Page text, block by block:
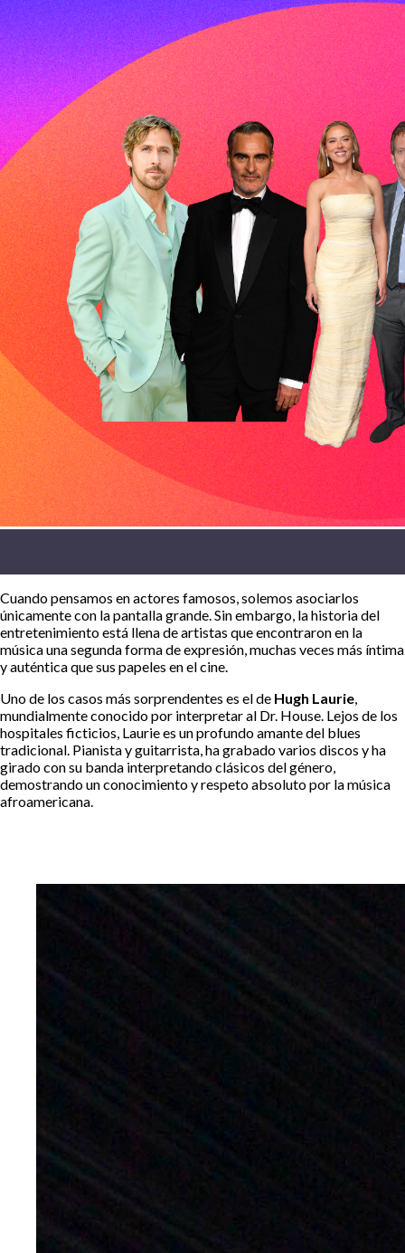
Cuando pensamos en actores famosos, solemos asociarlos
únicamente con la pantalla grande. Sin embargo, la historia del
entretenimiento está llena de artistas que encontraron en la
música una segunda forma de expresión, muchas veces más íntima
y auténtica que sus papeles en el cine.
Uno de los casos más sorprendentes es el de Hugh Laurie,
mundialmente conocido por interpretar al Dr. House. Lejos de los
hospitales ficticios, Laurie es un profundo amante del blues
tradicional. Pianista y guitarrista, ha grabado varios discos y ha
girado con su banda interpretando clásicos del género,
demostrando un conocimiento y respeto absoluto por la música
afroamericana.